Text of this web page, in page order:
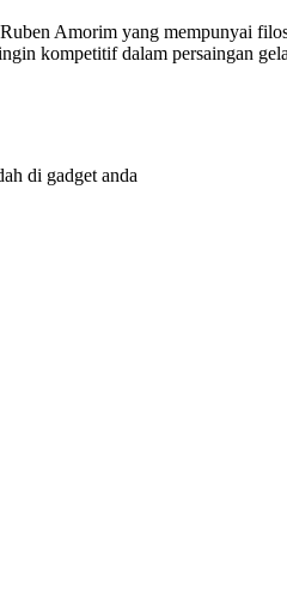
Amorim yang mempunyai
kompetitif dalam persaingan
di gadget anda